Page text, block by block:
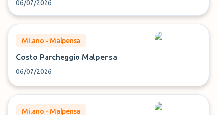
06/07/2026
Milano - Malpensa
Costo Parcheggio Malpensa
06/07/2026
Milano - Malpensa